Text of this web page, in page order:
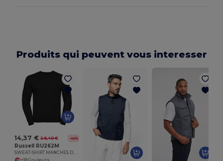
Produits qui peuvent vous interesser
14,37 € 26,40 € -46%
Russell RU262M
SWEAT-SHIRT MANCHES DROITES
+18 Couleurs